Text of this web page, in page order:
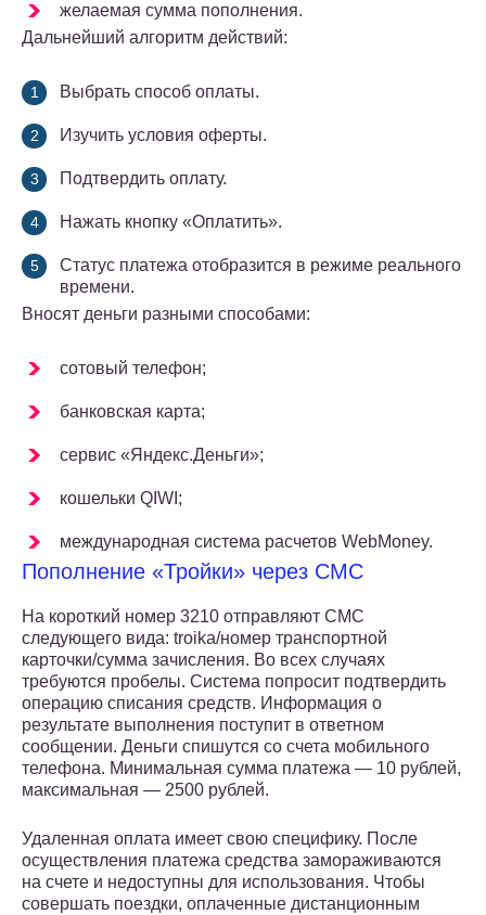
желаемая сумма пополнения.
Дальнейший алгоритм действий:
Выбрать способ оплаты.
Изучить условия оферты.
Подтвердить оплату.
Нажать кнопку «Оплатить».
Статус платежа отобразится в режиме реального
времени.
Вносят деньги разными способами:
сотовый телефон;
банковская карта;
сервис «Яндекс.Деньги»;
кошельки QIWI;
международная система расчетов WebMoney.
Пополнение «Тройки» через СМС
На короткий номер 3210 отправляют СМС
следующего вида: troika/номер транспортной
карточки/сумма зачисления. Во всех случаях
требуются пробелы. Система попросит подтвердить
операцию списания средств. Информация о
результате выполнения поступит в ответном
сообщении. Деньги спишутся со счета мобильного
телефона. Минимальная сумма платежа — 10 рублей,
максимальная — 2500 рублей.
Удаленная оплата имеет свою специфику. После
осуществления платежа средства замораживаются
на счете и недоступны для использования. Чтобы
совершать поездки, оплаченные дистанционным